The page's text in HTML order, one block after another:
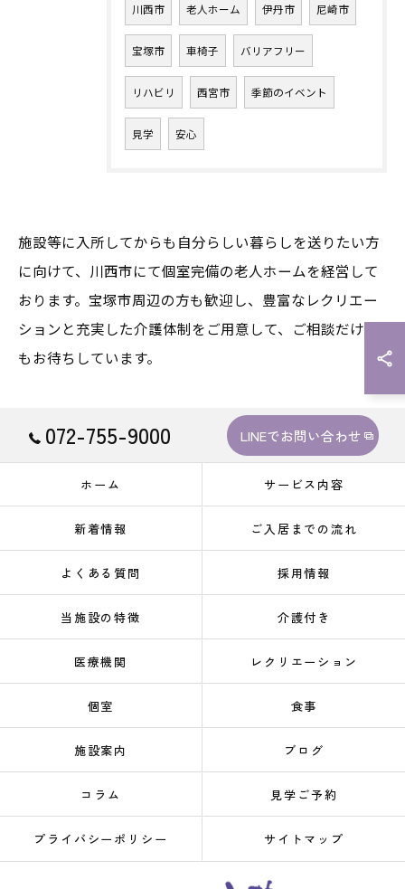
川西市 老人ホーム 伊丹市 尼崎市
宝塚市 車椅子 バリアフリー
リハビリ 西宮市 季節のイベント
見学 安心
施設等に入所してからも自分らしい暮らしを送りたい方
に向けて、川西市にて個室完備の老人ホームを経営して
おります。宝塚市周辺の方も歓迎し、豊富なレクリエー
ションと充実した介護体制をご用意して、ご相談だけで
もお待ちしています。
072-755-9000 LINEでお問い合わせ
ホーム サービス内容
新着情報 ご入居までの流れ
よくある質問 採用情報
当施設の特徴 介護付き
医療機関 レクリエーション
個室 食事
施設案内 ブログ
コラム 見学ご予約
プライバシーポリシー サイトマップ
お問い合わせはこちら